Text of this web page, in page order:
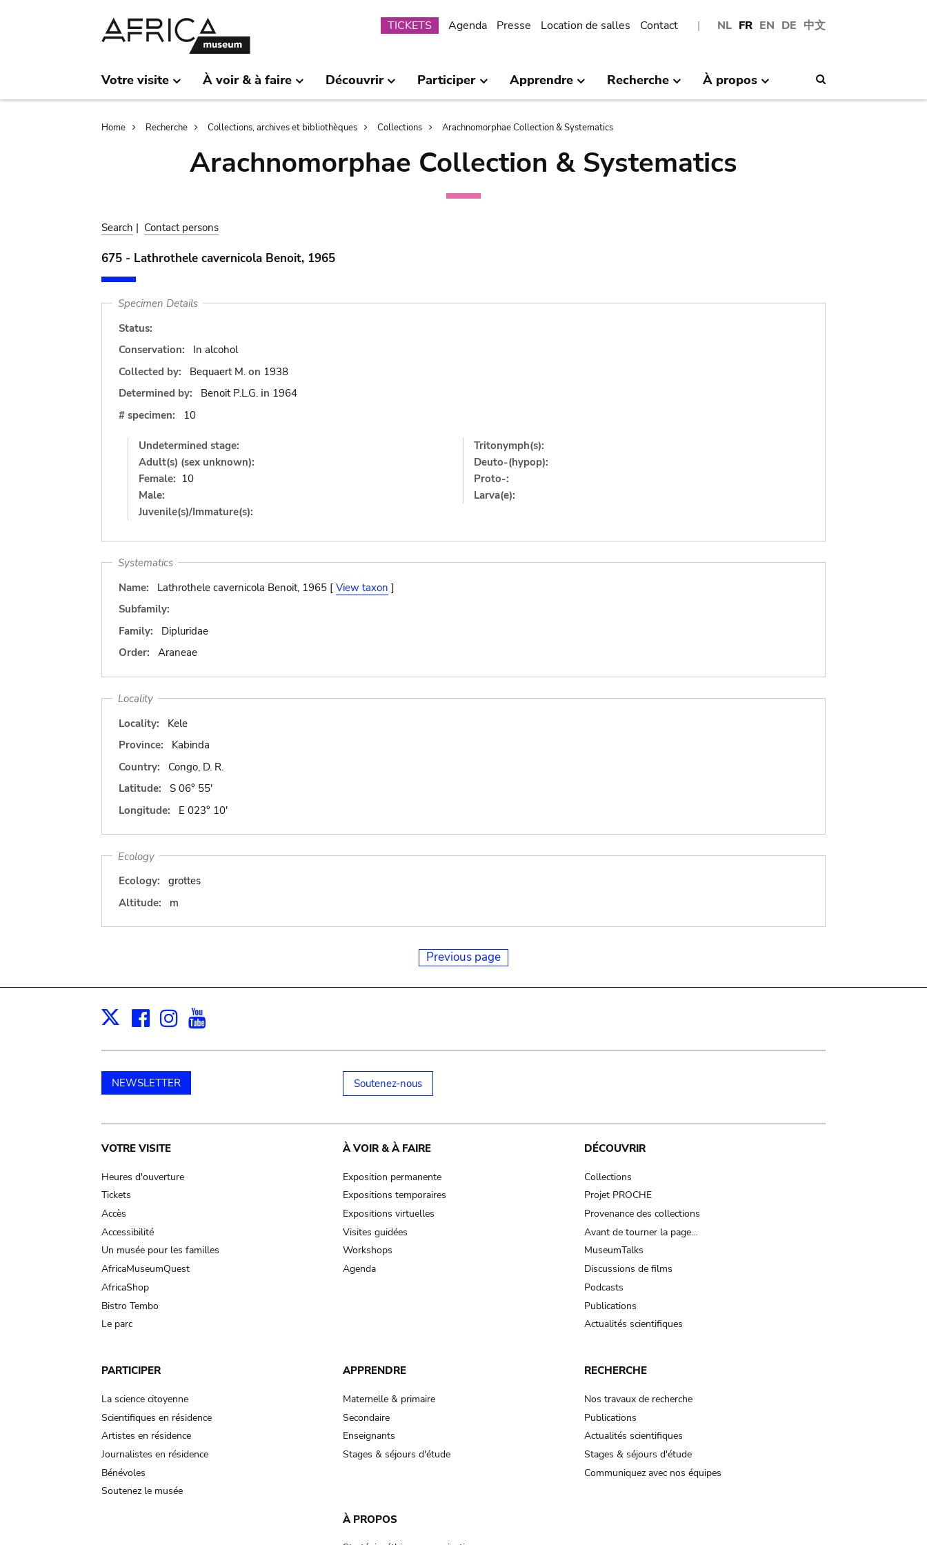
NL FR EN DE 中文
Submenu
TICKETS Agenda Presse Location de salles Contact
Votre visite À voir & à faire Découvrir Participer Apprendre Recherche À propos
Breadcrumb
Home Recherche Collections, archives et bibliothèques Collections Arachnomorphae Collection & Systematics
Arachnomorphae Collection & Systematics
Search | Contact persons
675 - Lathrothele cavernicola Benoit, 1965
Specimen Details
Status:
Conservation:
In alcohol
Collected by:
Bequaert M. on 1938
Determined by:
Benoit P.L.G. in 1964
# specimen:
10
Undetermined stage:
Adult(s) (sex unknown):
Female: 10
Male:
Juvenile(s)/Immature(s):
Tritonymph(s):
Deuto-(hypop):
Proto-:
Larva(e):
Systematics
Name:
Lathrothele cavernicola Benoit, 1965 [ View taxon ]
Subfamily:
Family:
Dipluridae
Order:
Araneae
Locality
Locality:
Kele
Province:
Kabinda
Country:
Congo, D. R.
Latitude:
S 06° 55'
Longitude:
E 023° 10'
Ecology
Ecology:
grottes
Altitude:
m
Previous page
X Facebook
Instagram
NEWSLETTER Soutenez-nous
Main
navigation
VOTRE VISITE
Heures d'ouverture
Tickets
Accès
Accessibilité
Un musée pour les familles
AfricaMuseumQuest
AfricaShop
Bistro Tembo
Le parc
À VOIR & À FAIRE
Exposition permanente
Expositions temporaires
Expositions virtuelles
Visites guidées
Workshops
Agenda
DÉCOUVRIR
Collections
Projet PROCHE
Provenance des collections
Avant de tourner la page…
MuseumTalks
Discussions de films
Podcasts
Publications
Actualités scientifiques
PARTICIPER
La science citoyenne
Scientifiques en résidence
Artistes en résidence
Journalistes en résidence
Bénévoles
Soutenez le musée
APPRENDRE
Maternelle & primaire
Secondaire
Enseignants
Stages & séjours d'étude
RECHERCHE
Nos travaux de recherche
Publications
Actualités scientifiques
Stages & séjours d'étude
Communiquez avec nos équipes
À PROPOS